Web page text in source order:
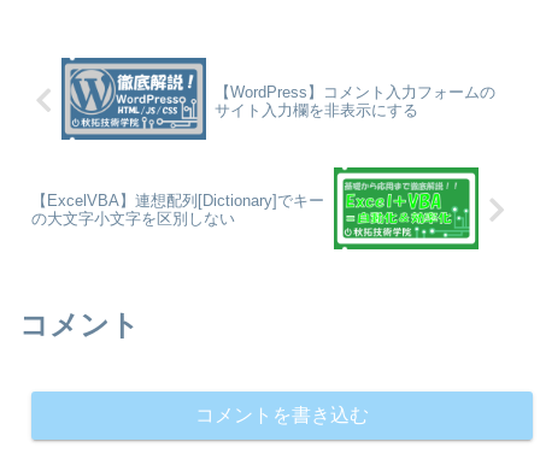
【WordPress】コメント入力フォームの
サイト入力欄を非表示にする
【ExcelVBA】連想配列[Dictionary]でキー
の大文字小文字を区別しない
コメント
コメントを書き込む